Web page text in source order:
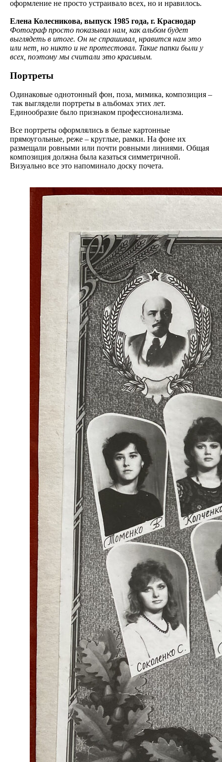
оформление не просто устраивало всех, но и нравилось.
Елена Колесникова, выпуск 1985 года, г. Краснодар
Фотограф просто показывал нам, как альбом будет
выглядеть в итоге. Он не спрашивал, нравится нам это
или нет, но никто и не протестовал. Такие папки были у
всех, поэтому мы считали это красивым.
Портреты
Одинаковые однотонный фон, поза, мимика, композиция –
так выглядели портреты в альбомах этих лет.
Единообразие было признаком профессионализма.
Все портреты оформлялись в белые картонные
прямоугольные, реже – круглые, рамки. На фоне их
размещали ровными или почти ровными линиями. Общая
композиция должна была казаться симметричной.
Визуально все это напоминало доску почета.